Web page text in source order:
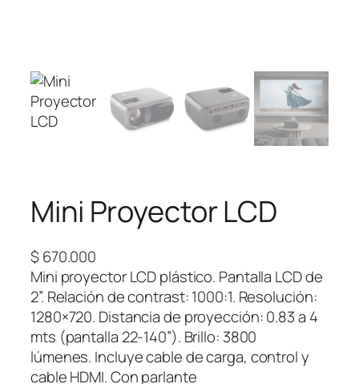
Mini Proyector LCD
$ 670.000
Mini proyector LCD plástico. Pantalla LCD de
2”. Relación de contrast: 1000:1. Resolución:
1280×720. Distancia de proyección: 0.83 a 4
mts (pantalla 22-140”). Brillo: 3800
lúmenes. Incluye cable de carga, control y
cable HDMI. Con parlante